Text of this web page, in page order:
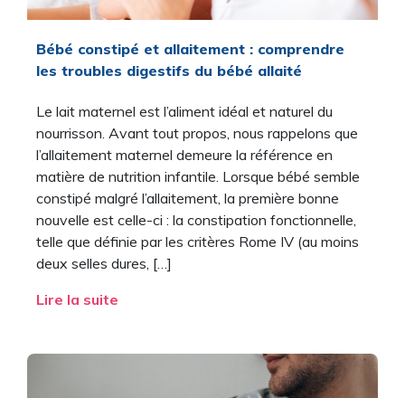
Bébé constipé et allaitement : comprendre
les troubles digestifs du bébé allaité
Le lait maternel est l’aliment idéal et naturel du
nourrisson. Avant tout propos, nous rappelons que
l’allaitement maternel demeure la référence en
matière de nutrition infantile. Lorsque bébé semble
constipé malgré l’allaitement, la première bonne
nouvelle est celle-ci : la constipation fonctionnelle,
telle que définie par les critères Rome IV (au moins
deux selles dures, […]
Lire la suite